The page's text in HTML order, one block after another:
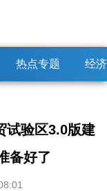
热点专题 经
试验区3.0版建
备好了